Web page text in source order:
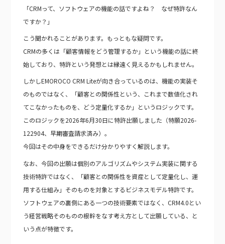
「CRMって、ソフトウェアの機能の話ですよね？ なぜ特許なん
ですか？」
こう聞かれることがあります。もっともな疑問です。
CRMの多くは「顧客情報をどう管理するか」という機能の話に終
始しており、特許という発想とは縁遠く見えるかもしれません。
しかしEMOROCO CRM Liteが向き合っているのは、機能の実装そ
のものではなく、「顧客との関係性という、これまで数値化され
てこなかったものを、どう定量化するか」というロジックです。
このロジックを2026年6月30日に特許出願しました（特願2026-
122904、早期審査請求済み）。
今回はその中身をできるだけ分かりやすく解説します。
なお、今回の出願は個別のアルゴリズムやシステム実装に関する
技術特許ではなく、「顧客との関係性を資産として定量化し、運
用する仕組み」そのものを対象とするビジネスモデル特許です。
ソフトウェアの裏側にある一つの技術要素ではなく、CRM4.0とい
う経営戦略そのものの根幹をなす考え方として出願している、と
いう点が特徴です。